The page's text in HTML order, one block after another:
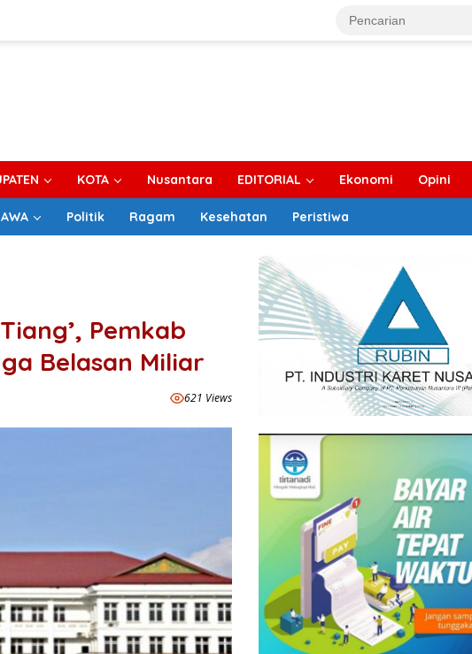
KOTA Nusantara EDITORIAL Ekonomi Opini
Politik Ragam Kesehatan Peristiwa
Pemkab
Belasan Miliar
621 Views